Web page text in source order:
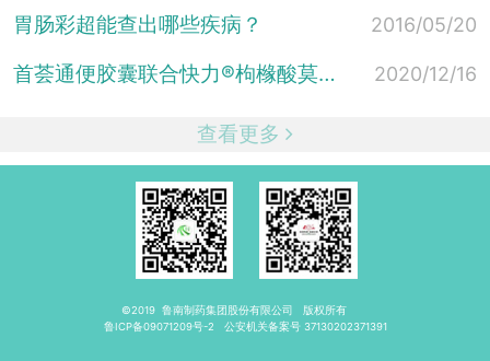
胃肠彩超能查出哪些疾病？ 2016/05/20
首荟通便胶囊联合快力®枸橼酸莫沙必利片治疗2型糖尿病性胃轻瘫... 2020/12/16
查看更多
©2019 鲁南制药集团股份有限公司
版权所有
鲁ICP备09071209号-2 公安机关备案号 37130202371391